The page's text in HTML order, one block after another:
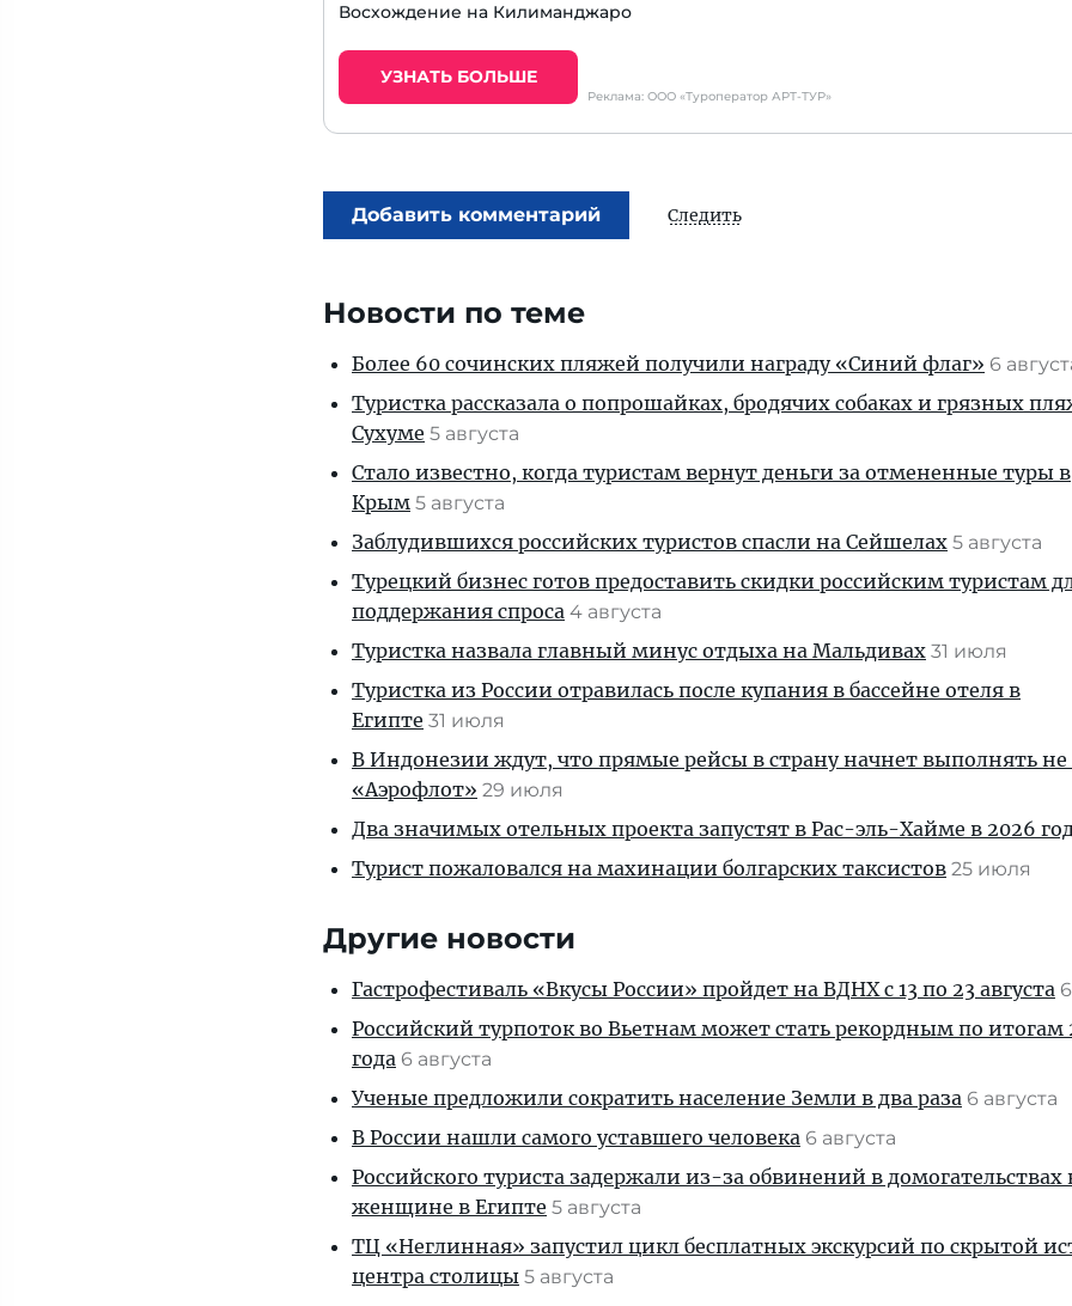
Восхождение на Килиманджаро
УЗНАТЬ БОЛЬШЕ
Реклама: ООО «Туроператор АРТ-ТУР»
Добавить комментарий Следить
Новости по теме
Более 60 сочинских пляжей получили награду «Синий флаг» 6
Туристка рассказала о попрошайках, бродячих собаках и грязных
Сухуме 5 августа
Стало известно, когда туристам вернут деньги за отмененные туры в
Крым 5 августа
Заблудившихся российских туристов спасли на Сейшелах 5 августа
Турецкий бизнес готов предоставить скидки российским туристам
поддержания спроса 4 августа
Туристка назвала главный минус отдыха на Мальдивах 31 июля
Туристка из России отравилась после купания в бассейне отеля в
Египте 31 июля
В Индонезии ждут, что прямые рейсы в страну начнет выполнять не
«Аэрофлот» 29 июля
Два значимых отельных проекта запустят в Рас-эль-Хайме в 2026
Турист пожаловался на махинации болгарских таксистов 25 июля
Другие новости
Гастрофестиваль «Вкусы России» пройдет на ВДНХ с 13 по 23 августа
Российский турпоток во Вьетнам может стать рекордным по итогам
года 6 августа
Ученые предложили сократить население Земли в два раза 6 августа
В России нашли самого уставшего человека 6 августа
Российского туриста задержали из-за обвинений в
женщине в Египте 5 августа
ТЦ «Неглинная» запустил цикл бесплатных экскурсий по скрытой
центра столицы 5 августа